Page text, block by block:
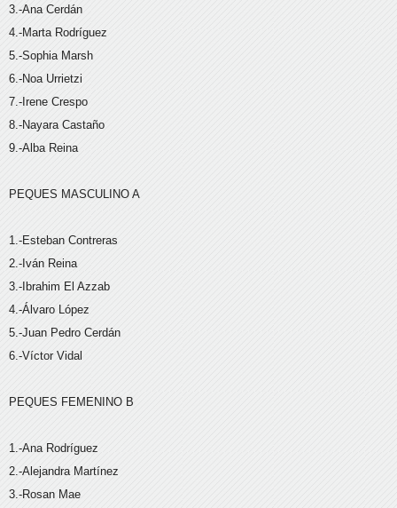
3.-Ana Cerdán
4.-Marta Rodríguez
5.-Sophia Marsh
6.-Noa Urrietzi
7.-Irene Crespo
8.-Nayara Castaño
9.-Alba Reina
PEQUES MASCULINO A
1.-Esteban Contreras
2.-Iván Reina
3.-Ibrahim El Azzab
4.-Álvaro López
5.-Juan Pedro Cerdán
6.-Víctor Vidal
PEQUES FEMENINO B
1.-Ana Rodríguez
2.-Alejandra Martínez
3.-Rosan Mae